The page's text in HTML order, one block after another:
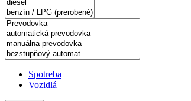
Spotreba
Vozidlá